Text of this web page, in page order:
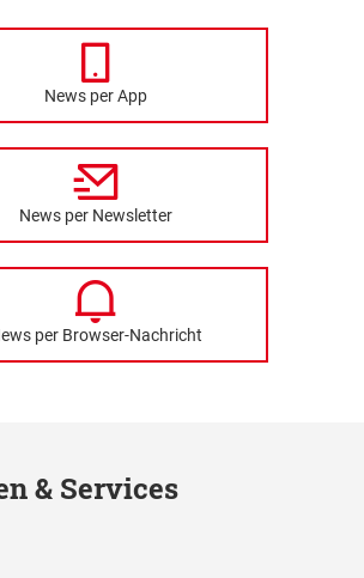
News per App
News per Newsletter
per Browser-Nachricht
& Services